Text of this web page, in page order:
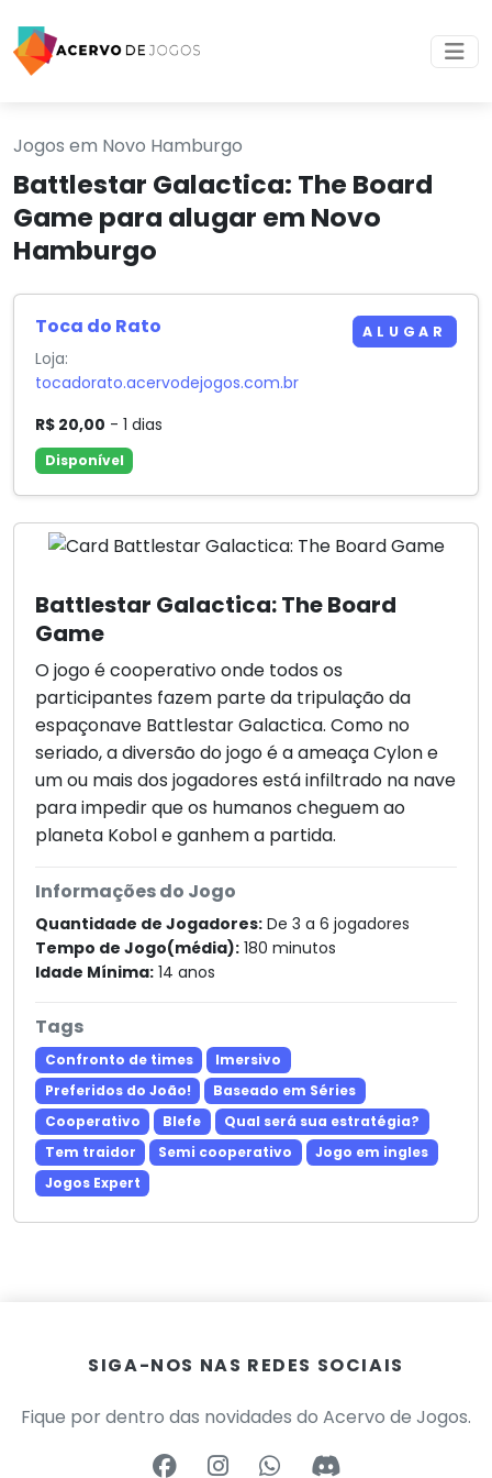
Jogos em Novo Hamburgo
Battlestar Galactica: The Board
Game para alugar em Novo
Hamburgo
Battlestar Galactica: The Board
Game
O jogo é cooperativo onde todos os
participantes fazem parte da tripulação da
espaçonave Battlestar Galactica. Como no
seriado, a diversão do jogo é a ameaça Cylon e
um ou mais dos jogadores está infiltrado na nave
para impedir que os humanos cheguem ao
planeta Kobol e ganhem a partida.
Informações do Jogo
Quantidade de Jogadores: De 3 a 6 jogadores
Tempo de Jogo(média): 180 minutos
Idade Mínima: 14 anos
Tags
Confronto de times
Imersivo
Preferidos do João!
Baseado em Séries
Cooperativo
Blefe
Qual será sua estratégia?
Tem traidor
Semi cooperativo
Jogo em ingles
Jogos Expert
Toca do Rato
Loja:
tocadorato.acervodejogos.com.br
R$ 20,00 - 1 dias
Disponível
ALUGAR
SIGA-NOS NAS REDES SOCIAIS
Fique por dentro das novidades do Acervo de Jogos.